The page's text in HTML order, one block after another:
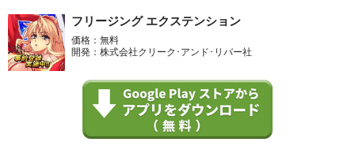
フリージング エクステンション
価格：無料
開発：株式会社クリーク･アンド･リバー社